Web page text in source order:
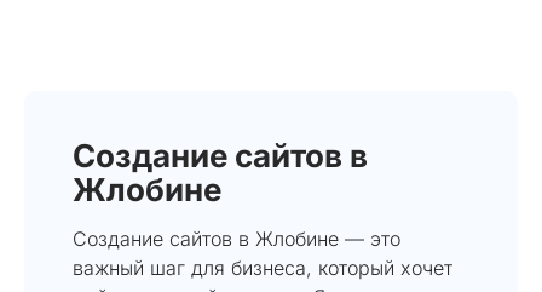
Создание сайтов в
Жлобине
Создание сайтов в Жлобине — это
важный шаг для бизнеса, который хочет